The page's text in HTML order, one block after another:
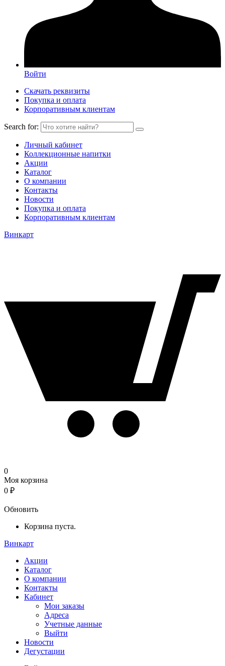
Войти
Скачать реквизиты
Покупка и оплата
Корпоративным клиентам
Search for:
Личный кабинет
Коллекционные напитки
Акции
Каталог
О компании
Контакты
Новости
Покупка и оплата
Корпоративным клиентам
Винкарт
0
Моя корзина
0 ₽
Обновить
Корзина пуста.
Винкарт
Акции
Каталог
О компании
Контакты
Кабинет
Мои заказы
Адреса
Учетные данные
Выйти
Новости
Дегустации